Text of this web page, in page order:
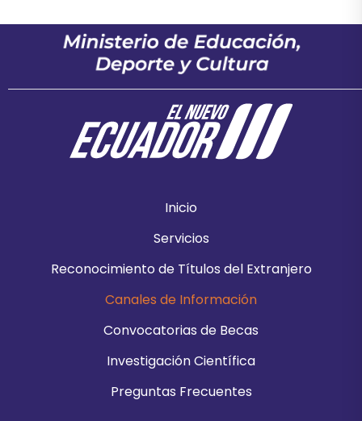
Inicio
Servicios
Reconocimiento de Títulos del Extranjero
Canales de Información
Convocatorias de Becas
Investigación Científica
Preguntas Frecuentes